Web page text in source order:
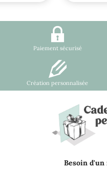
Paiement sécurisé
Création personnalisée
Besoin